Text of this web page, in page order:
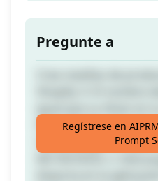
Pregunte a
formateado como
Copia y pega en
Regístrese en
Prompt